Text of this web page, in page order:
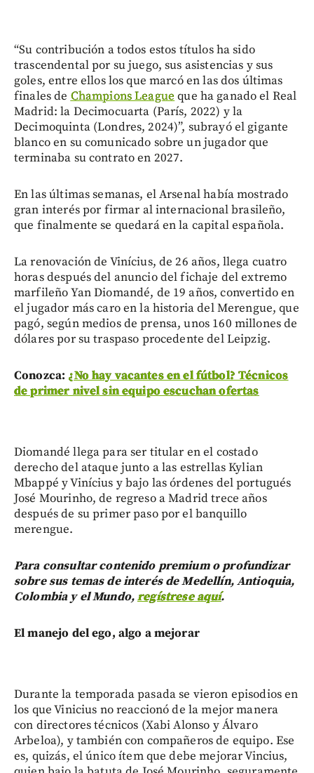
“Su contribución a todos estos títulos ha sido
trascendental por su juego, sus asistencias y sus
goles, entre ellos los que marcó en las dos últimas
finales de Champions League que ha ganado el Real
Madrid: la Decimocuarta (París, 2022) y la
Decimoquinta (Londres, 2024)”, subrayó el gigante
blanco en su comunicado sobre un jugador que
terminaba su contrato en 2027.
En las últimas semanas, el Arsenal había mostrado
gran interés por firmar al internacional brasileño,
que finalmente se quedará en la capital española.
La renovación de Vinícius, de 26 años, llega cuatro
horas después del anuncio del fichaje del extremo
marfileño Yan Diomandé, de 19 años, convertido en
el jugador más caro en la historia del Merengue, que
pagó, según medios de prensa, unos 160 millones de
dólares por su traspaso procedente del Leipzig.
Conozca: ¿No hay vacantes en el fútbol? Técnicos
de primer nivel sin equipo escuchan ofertas
Diomandé llega para ser titular en el costado
derecho del ataque junto a las estrellas Kylian
Mbappé y Vinícius y bajo las órdenes del portugués
José Mourinho, de regreso a Madrid trece años
después de su primer paso por el banquillo
merengue.
Para consultar contenido premium o profundizar
sobre sus temas de interés de Medellín, Antioquia,
Colombia y el Mundo,regístrese aquí.
El manejo del ego, algo a mejorar
Durante la temporada pasada se vieron episodios en
los que Vinicius no reaccionó de la mejor manera
con directores técnicos (Xabi Alonso y Álvaro
Arbeloa), y también con compañeros de equipo. Ese
es, quizás, el único ítem que debe mejorar Vincius,